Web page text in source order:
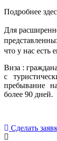
Подробнее
Для
что у нас есть
Виза :
с
пребывание
более 90 дней.
Сделать